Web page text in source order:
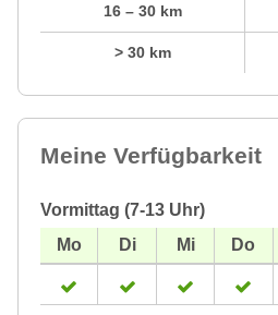
16 – 30 km
> 30 km
Meine Verfügbarkeit
Vormittag (7-13 Uhr)